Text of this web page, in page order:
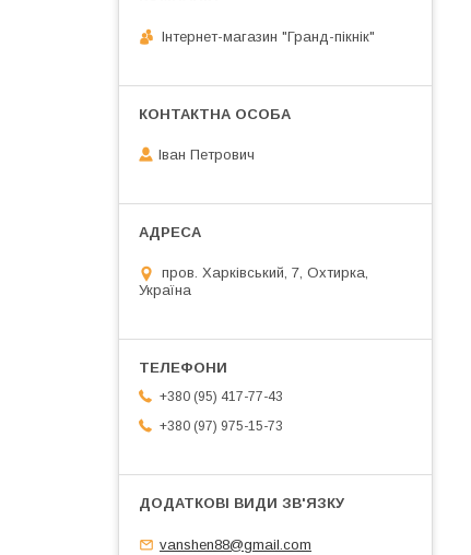
Інтернет-магазин "Гранд-пікнік"
Іван Петрович
пров. Харківський, 7, Охтирка,
Україна
+380 (95) 417-77-43
+380 (97) 975-15-73
vanshen88@gmail.com